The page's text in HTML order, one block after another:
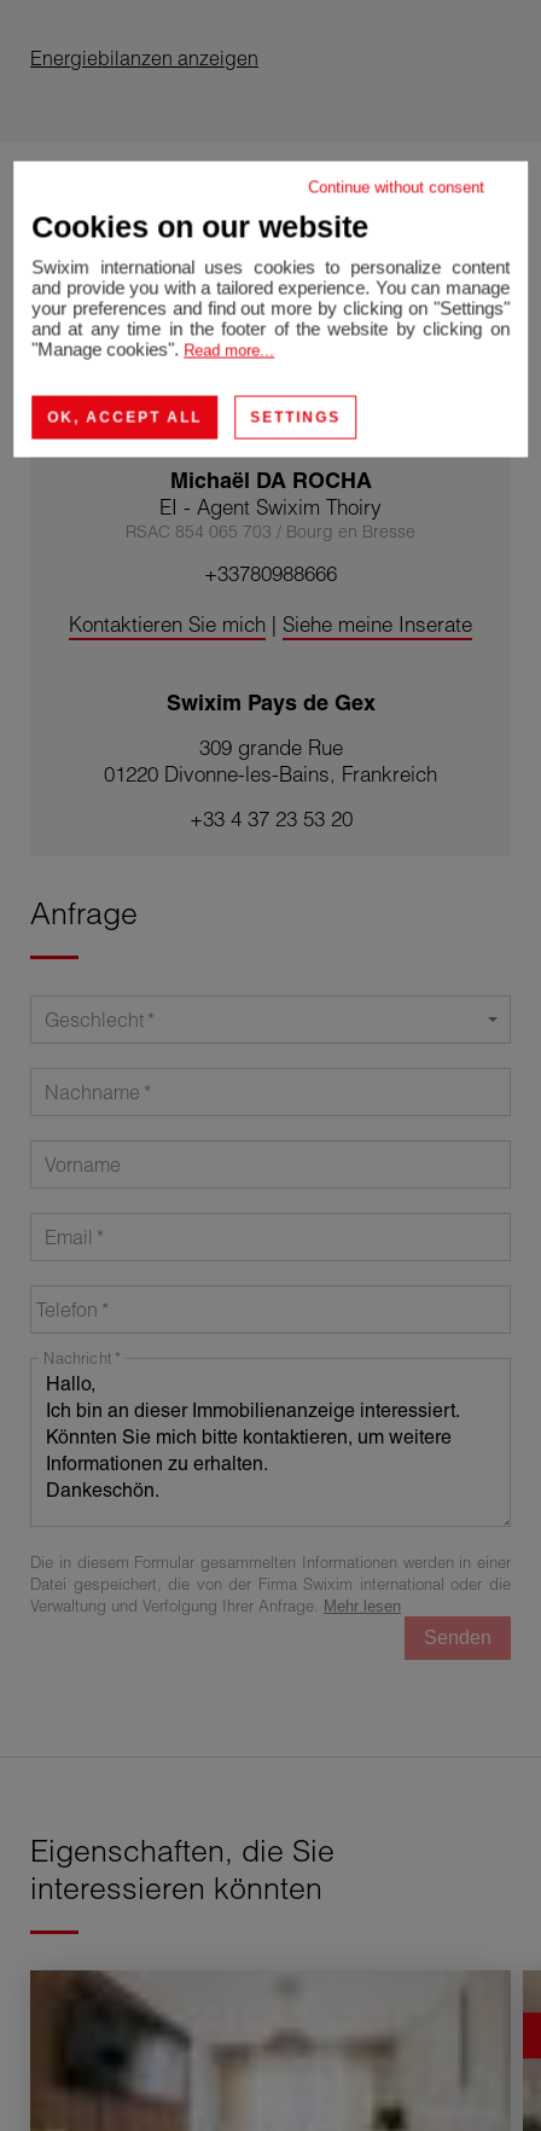
Energiebilanzen anzeigen
Anfrage
Geschlecht
Nachname
Vorname
Email
Telefon
Nachricht
Die in diesem Formular gesammelten Informationen werden in einer
Datei gespeichert, die von der Firma Swixim international oder die
Verwaltung und Verfolgung Ihrer Anfrage.
Mehr lesen
Senden
Michaël DA ROCHA
EI - Agent Swixim Thoiry
RSAC 854 065 703 / Bourg en Bresse
+33780988666
Kontaktieren Sie mich | Siehe meine Inserate
Swixim Pays de Gex
309 grande Rue
01220 Divonne-les-Bains, Frankreich
+33 4 37 23 53 20
Eigenschaften, die Sie
interessieren könnten
Verkauf Appartement Gex 3 Zimmer 75 m²
Continue without consent
Cookies on our website
Swixim international uses cookies to personalize content
and provide you with a tailored experience. You can manage
your preferences and find out more by clicking on "Settings"
and at any time in the footer of the website by clicking on
"Manage cookies". Read more...
OK, ACCEPT ALL SETTINGS